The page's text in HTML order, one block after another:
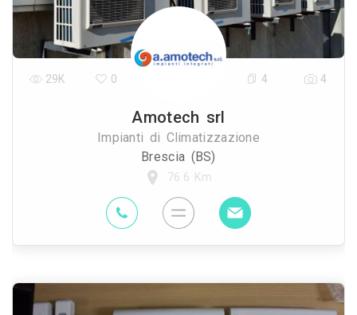
Amotech srl
Impianti di Climatizzazione
Brescia (BS)
76.6 Km
29K 0 4 4